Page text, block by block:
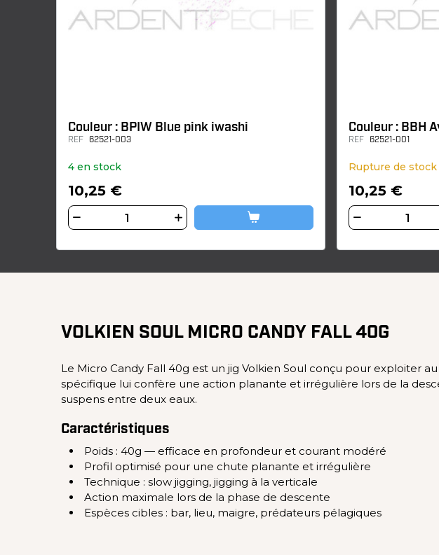
Couleur : BPIW Blue pink iwashi
REF 62521-003
4 en stock
10,25 €
Couleur : BBH
REF 62521-001
Rupture de stock
10,25 €
VOLKIEN SOUL MICRO CANDY FALL 40G
Le Micro Candy Fall 40g est un jig Volkien Soul conçu pour exploiter
spécifique lui confère une action planante et irrégulière lors de la
suspens entre deux eaux.
Caractéristiques
Poids : 40g — efficace en profondeur et courant modéré
Profil optimisé pour une chute planante et irrégulière
Technique : slow jigging, jigging à la verticale
Action maximale lors de la phase de descente
Espèces cibles : bar, lieu, maigre, prédateurs pélagiques